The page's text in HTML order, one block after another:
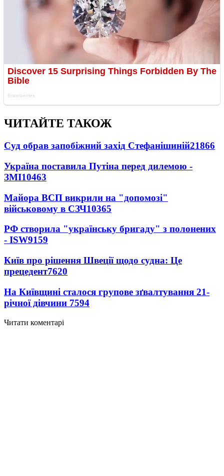
ЧИТАЙТЕ ТАКОЖ
Суд обрав запобіжний захід Стефанішиній21866
Україна поставила Путіна перед дилемою -
ЗМІ10463
Майора ВСП викрили на "допомозі"
військовому в СЗЧ10365
РФ створила "українську бригаду" з полонених
- ISW9159
Київ про рішення Швеції щодо судна: Це
прецедент7620
На Київщині сталося групове зґвалтування 21-
річної дівчини 7594
Читати коментарі